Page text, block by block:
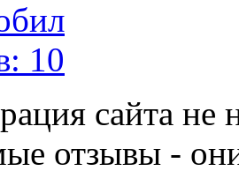
10
сайта не
отзывы -